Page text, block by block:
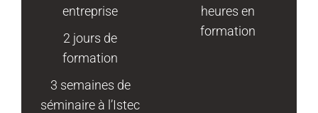
entreprise
2 jours de
formation
3 semaines de
séminaire à l’Istec
heures en
formation